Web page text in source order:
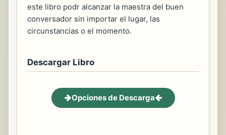
este libro podr alcanzar la maestra del buen
conversador sin importar el lugar, las
circunstancias o el momento.
Descargar Libro
Opciones de Descarga